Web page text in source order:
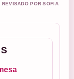
REVISADO POR SOFIA